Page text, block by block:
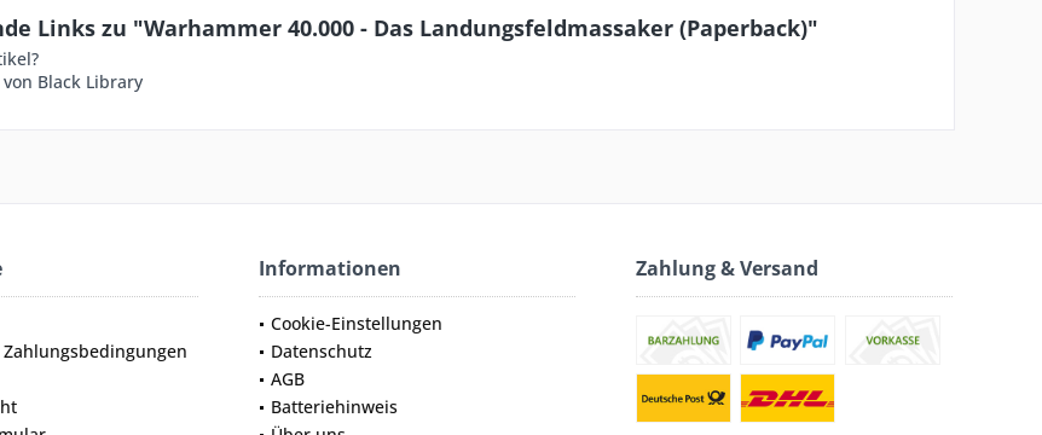
Links zu "Warhammer 40.000 - Das Landungsfeldmassaker (Paperback)"
Black Library
Informationen
Cookie-Einstellungen
Datenschutz
AGB
Batteriehinweis
Zahlung & Versand